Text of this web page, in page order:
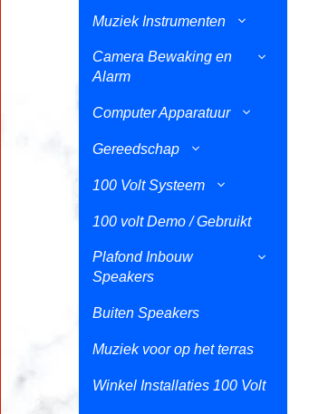
Muziek Instrumenten
Camera Bewaking en
Alarm
Computer Apparatuur
Gereedschap
100 Volt Systeem
100 volt Demo / Gebruikt
Plafond Inbouw
Speakers
Buiten Speakers
Muziek voor op het terras
Winkel Installaties 100 Volt